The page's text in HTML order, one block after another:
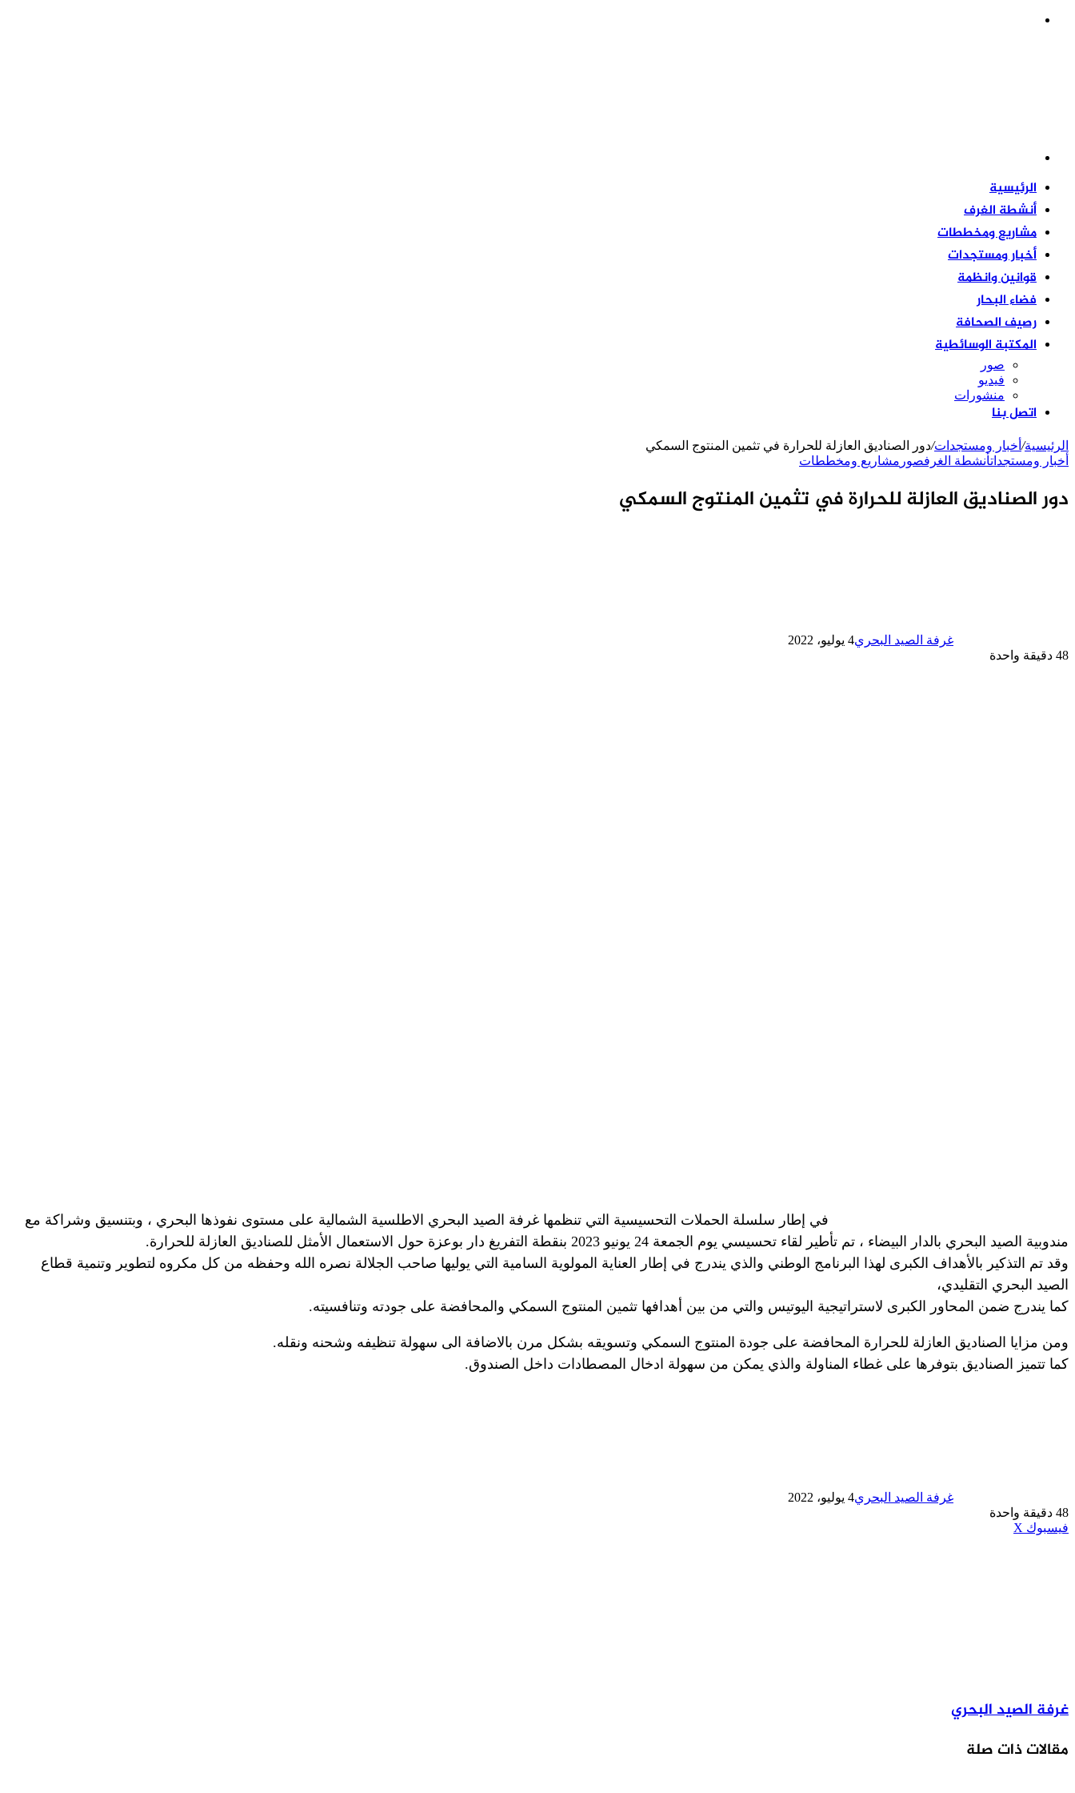
الرئيسية
أنشطة الغرف
مشاريع ومخططات
أخبار ومستجدات
قوانين وانظمة
فضاء البحار
رصيف الصحافة
المكتبة الوسائطية
صور
فيديو
منشورات
اتصل بنا
الرئيسية/ أخبار ومستجدات/دور الصناديق العازلة للحرارة في تثمين المنتوج السمكي
أخبار ومستجداتأنشطة الغرفصور مشاريع ومخططات
دور الصناديق العازلة للحرارة في تثمين المنتوج السمكي
غرفة الصيد البحري4 يوليو، 2022
48 دقيقة واحدة
في إطار سلسلة الحملات التحسيسية التي تنظمها غرفة الصيد البحري الاطلسية الشمالية على مستوى نفوذها البحري ، وبتنسيق وشراكة مع
مندوبية الصيد البحري بالدار البيضاء ، تم تأطير لقاء تحسيسي يوم الجمعة 24 يونيو 2023 بنقطة التفريغ دار بوعزة حول الاستعمال الأمثل للصناديق العازلة للحرارة.
وقد تم التذكير بالأهداف الكبرى لهذا البرنامج الوطني والذي يندرج في إطار العناية المولوية السامية التي يوليها صاحب الجلالة نصره الله وحفظه من كل مكروه لتطوير وتنمية قطاع
الصيد البحري التقليدي،
كما يندرج ضمن المحاور الكبرى لاستراتيجية اليوتيس والتي من بين أهدافها تثمين المنتوج السمكي والمحافضة على جودته وتنافسيته.
ومن مزايا الصناديق العازلة للحرارة المحافضة على جودة المنتوج السمكي وتسويقه بشكل مرن بالاضافة الى سهولة تنظيفه وشحنه ونقله.
كما تتميز الصناديق بتوفرها على غطاء المناولة والذي يمكن من سهولة ادخال المصطادات داخل الصندوق.
غرفة الصيد البحري4 يوليو، 2022
48 دقيقة واحدة
فيسبوك ‫X
غرفة الصيد البحري
مقالات ذات صلة